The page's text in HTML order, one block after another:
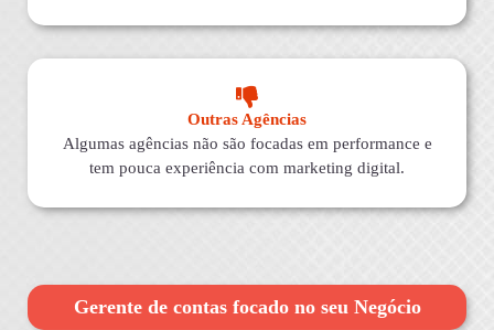
Outras Agências
Algumas agências não são focadas em performance e
tem pouca experiência com marketing digital.
Gerente de contas focado no seu Negócio